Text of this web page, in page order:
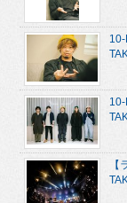
10-
10-